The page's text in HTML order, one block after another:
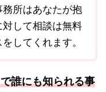
所はあなたが抱
対して相談は無料
してくれます。
誰にも知られる事